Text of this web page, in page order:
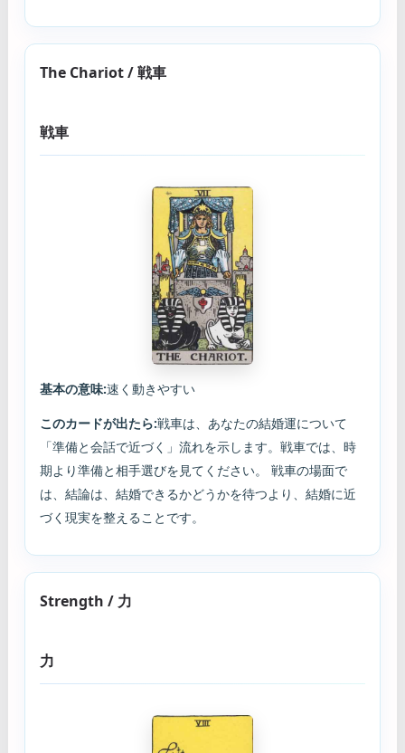
The Chariot / 戦車
戦車
基本の意味:速く動きやすい
このカードが出たら:戦車は、あなたの結婚運について
「準備と会話で近づく」流れを示します。戦車では、時
期より準備と相手選びを見てください。 戦車の場面で
は、結論は、結婚できるかどうかを待つより、結婚に近
づく現実を整えることです。
Strength / 力
力